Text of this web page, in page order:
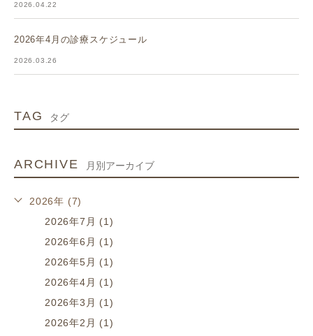
2026.04.22
2026年4月の診療スケジュール
2026.03.26
TAG タグ
ARCHIVE 月別アーカイブ
2026年 (7)
2026年7月 (1)
2026年6月 (1)
2026年5月 (1)
2026年4月 (1)
2026年3月 (1)
2026年2月 (1)